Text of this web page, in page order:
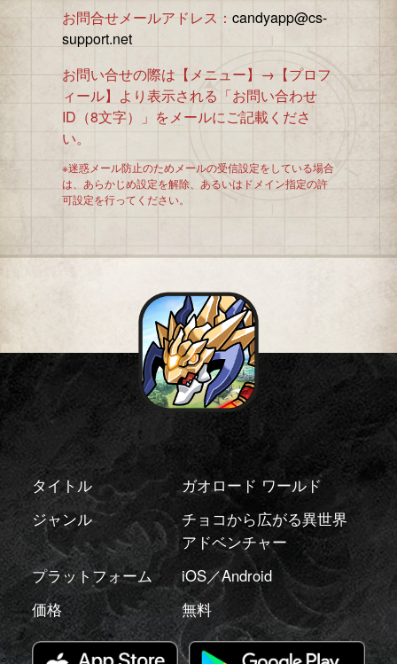
お問合せメールアドレス： candyapp@cs-
support.net
お問い合せの際は【メニュー】→【プロフ
ィール】より表示される「お問い合わせ
ID（8文字）」をメールにご記載くださ
い。
※迷惑メール防止のためメールの受信設定をしている場合
は、あらかじめ設定を解除、あるいはドメイン指定の許
可設定を行ってください。
タイトル
ガオロード ワールド
ジャンル
チョコから広がる異世界
アドベンチャー
プラットフォーム
iOS／Android
価格
無料